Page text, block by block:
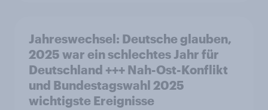
Jahreswechsel: Deutsche glauben,
2025 war ein schlechtes Jahr für
Deutschland +++ Nah-Ost-Konflikt
und Bundestagswahl 2025
wichtigste Ereignisse